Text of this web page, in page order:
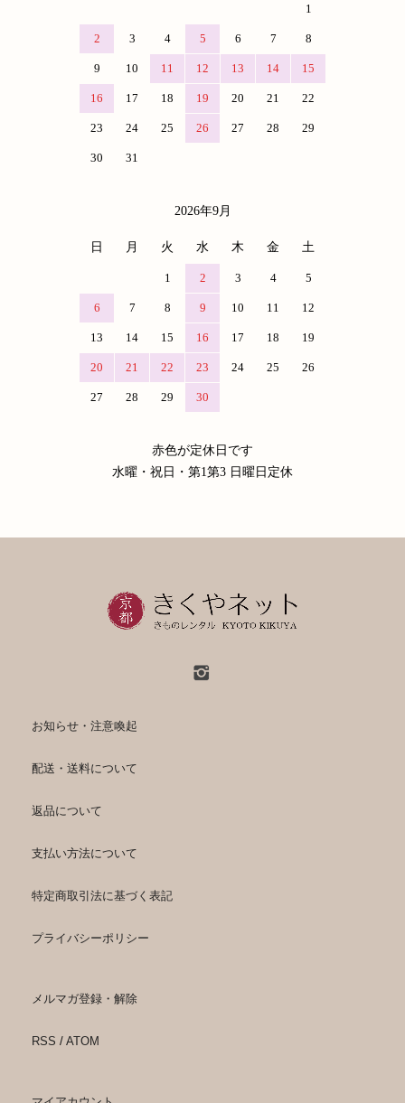
1
2 3 4 5 6 7 8
9 10 11 12 13 14 15
16 17 18 19 20 21 22
23 24 25 26 27 28 29
30 31
2026年9月
日 月 火 水 木 金 土
1 2 3 4 5
6 7 8 9 10 11 12
13 14 15 16 17 18 19
20 21 22 23 24 25 26
27 28 29 30
赤色が定休日です
水曜・祝日・第1第3 日曜日定休
お知らせ・注意喚起
配送・送料について
返品について
支払い方法について
特定商取引法に基づく表記
プライバシーポリシー
メルマガ登録・解除
RSS / ATOM